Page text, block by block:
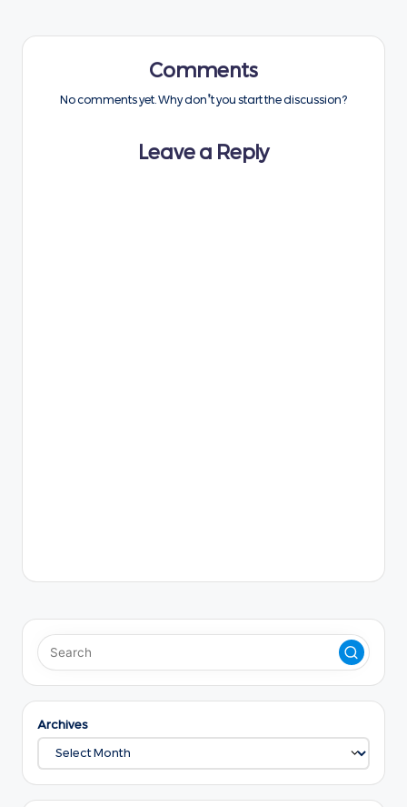
Comments
No comments yet. Why don’t you start the discussion?
Leave a Reply
Archives